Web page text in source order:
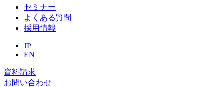
セミナー
よくある質問
採用情報
JP
EN
資料請求
お問い合わせ